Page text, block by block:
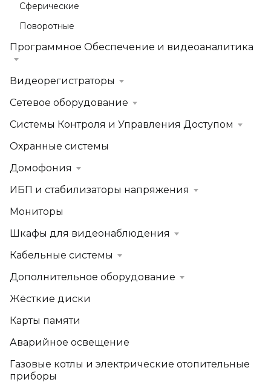
Сферические
Поворотные
Программное Обеспечение и видеоаналитика
Видеорегистраторы
Сетевое оборудование
Системы Контроля и Управления Доступом
Охранные системы
Домофония
ИБП и стабилизаторы напряжения
Мониторы
Шкафы для видеонаблюдения
Кабельные системы
Дополнительное оборудование
Жёсткие диски
Карты памяти
Аварийное освещение
Газовые котлы и электрические отопительные
приборы